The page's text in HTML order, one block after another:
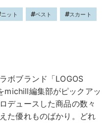
ニット ベスト スカート
ボブランド「LOGOS
michill編集部がピックアッ
デュースした商品の数々
た優れものばかり。どれ